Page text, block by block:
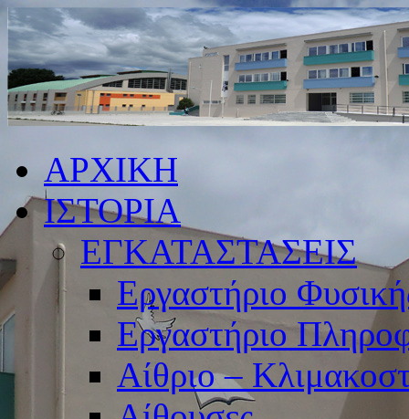
ΑΡΧΙΚΗ
ΙΣΤΟΡΙΑ
ΕΓΚΑΤΑΣΤΑΣΕΙΣ
Εργαστήριο
Εργαστήριο
Αίθριο –